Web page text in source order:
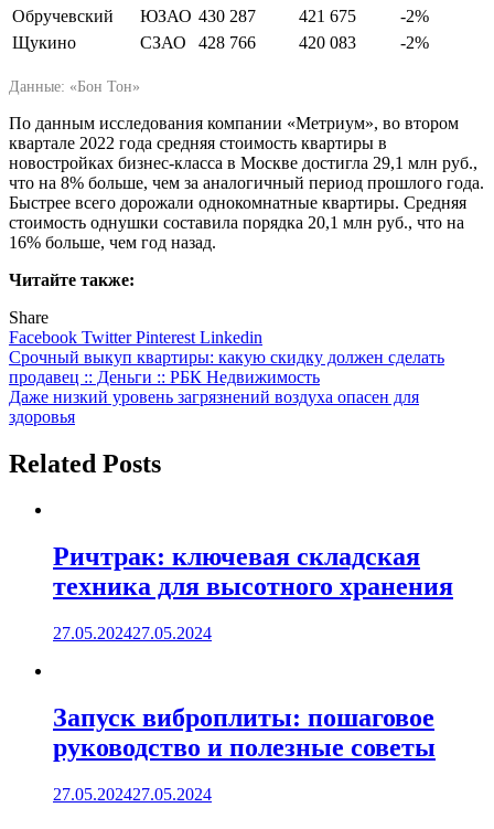
Обручевский
ЮЗАО 430 287 421 675
-2%
Щукино
СЗАО 428 766 420 083 -2%
Данные: «Бон Тон»
По данным исследования компании «Метриум», во втором
квартале 2022 года средняя стоимость квартиры в
новостройках бизнес-класса в Москве достигла 29,1 млн руб.,
что на 8% больше, чем за аналогичный период прошлого года.
Быстрее всего дорожали однокомнатные квартиры. Средняя
стоимость однушки составила порядка 20,1 млн руб., что на
16% больше, чем год назад.
Читайте также:
Share
Facebook TwitterPinterest Linkedin
Навигация
по
записям
Срочный выкуп квартиры: какую скидку должен сделать
продавец :: Деньги :: РБК Недвижимость
Даже низкий уровень загрязнений воздуха опасен для
здоровья
Related Posts
Ричтрак: ключевая складская
техника для высотного хранения
27.05.202427.05.2024
Запуск виброплиты: пошаговое
руководство и полезные советы
27.05.202427.05.2024